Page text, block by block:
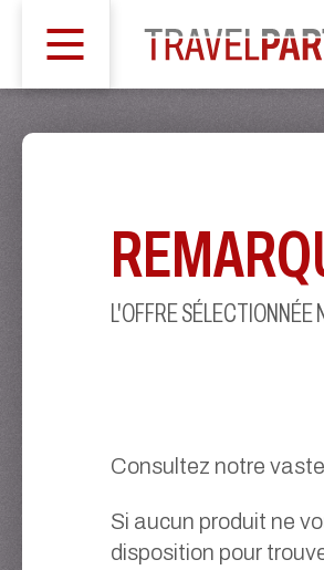
L'OFFRE SÉLECTIONNÉE
Consultez notre
Si aucun produit ne
disposition pour